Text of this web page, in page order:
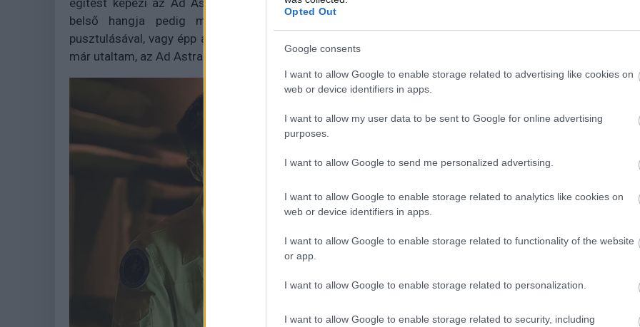
Opted Out
Google consents
I want to allow Google to enable storage related to advertising like cookies on
web or device identifiers in apps.
I want to allow my user data to be sent to Google for online advertising
purposes.
I want to allow Google to send me personalized advertising.
I want to allow Google to enable storage related to analytics like cookies on
web or device identifiers in apps.
I want to allow Google to enable storage related to functionality of the website
or app.
I want to allow Google to enable storage related to personalization.
I want to allow Google to enable storage related to security, including
égitest képezi az Ad Astra kiábrándult, meglehetősen magányos utazásának állomásait, McBride
belső hangja pedig minden megállóval elültet bennünk egy gondolatcsírát az emberiség
pusztulásával, vagy épp a Hold kapitalista jellegű kisajátításával kapcsolatban - ahogy arra korábban
már utaltam, az Ad Astra nem a jókedvünk érdekében született.